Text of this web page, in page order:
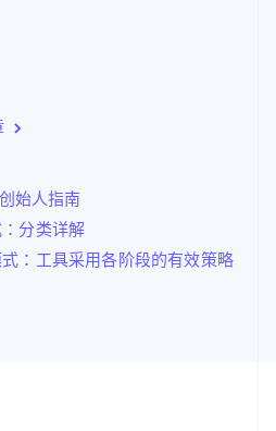
始人指南
分类详解
：工具采用各阶段的有效策略